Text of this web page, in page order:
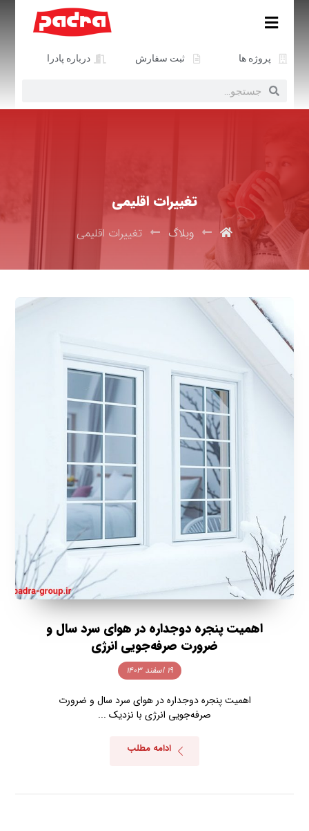
پروژه ها ثبت سفارش درباره پادرا
تغییرات اقلیمی
وبلاگ تغییرات اقلیمی
اهمیت پنجره دوجداره در هوای سرد سال و
ضرورت صرفه‌جویی انرژی
۱۹ اسفند ۱۴۰۳
اهمیت پنجره دوجداره در هوای سرد سال و ضرورت
صرفه‌جویی انرژی با نزدیک ...
ادامه مطلب